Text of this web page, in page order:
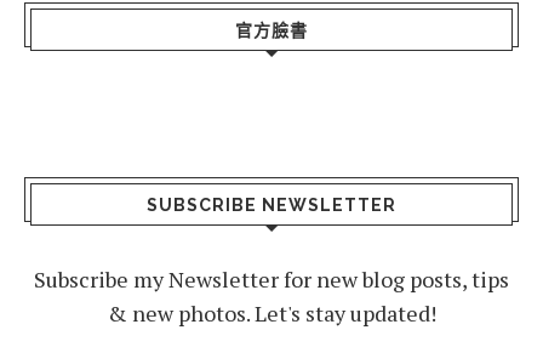
官方臉書
SUBSCRIBE NEWSLETTER
Subscribe my Newsletter for new blog posts, tips
& new photos. Let's stay updated!